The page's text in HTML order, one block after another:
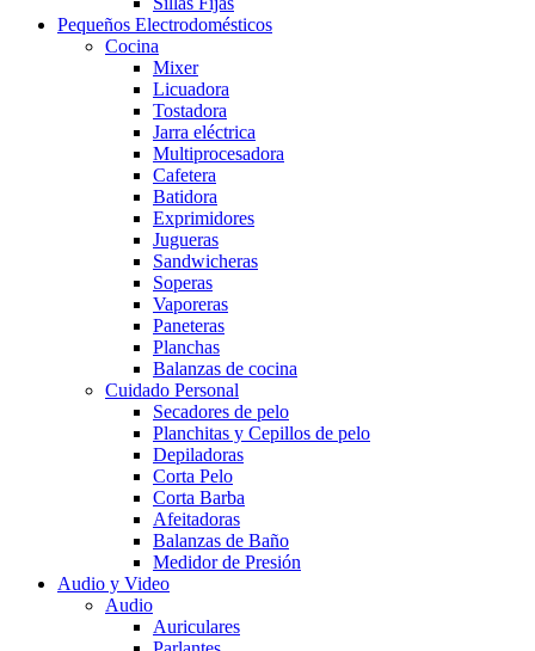
Pequeños Electrodomésticos
Cocina
Mixer
Licuadora
Tostadora
Jarra eléctrica
Multiprocesadora
Cafetera
Batidora
Exprimidores
Jugueras
Sandwicheras
Soperas
Vaporeras
Paneteras
Planchas
Balanzas de cocina
Cuidado Personal
Secadores de pelo
Planchitas y Cepillos de pelo
Depiladoras
Corta Pelo
Corta Barba
Afeitadoras
Balanzas de Baño
Medidor de Presión
Audio y Video
Audio
Auriculares